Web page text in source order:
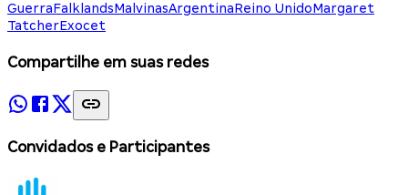
GuerraFalklandsMalvinasArgentinaReino UnidoMargaret
TatcherExocet
Compartilhe em suas redes
Convidados e Participantes